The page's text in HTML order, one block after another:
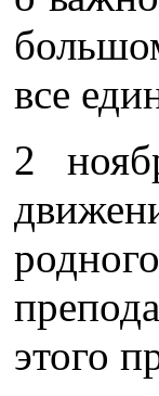
все
2
этого